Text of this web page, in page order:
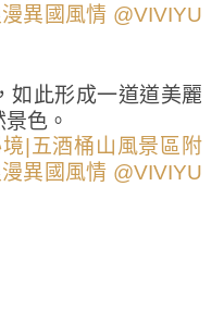
如此形成一道道美麗
色。